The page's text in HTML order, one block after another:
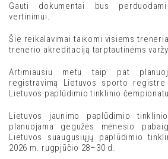
Gauti dokumentai bus
vertinimui.
Šie reikalavimai taikomi visiems
trenerio akreditaciją tarptautinėms
Artimiausiu metu taip pat
registravimą Lietuvos sporto
Lietuvos paplūdimio tinklinio
Lietuvos jaunimo paplūdimio
planuojama gegužės mėnesio
Lietuvos suaugusiųjų paplūdimio
2026 m. rugpjūčio 28–30 d.